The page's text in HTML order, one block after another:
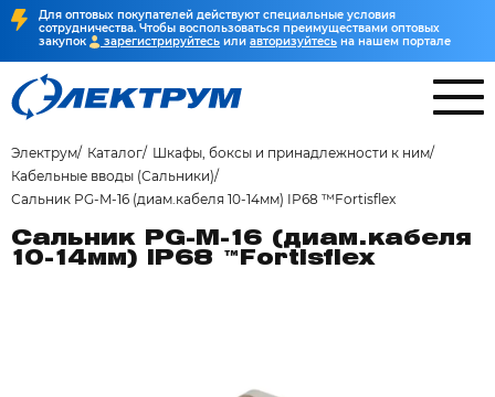
Для оптовых покупателей действуют специальные условия
сотрудничества. Чтобы воспользоваться преимуществами оптовых
закупок
зарегистрируйтесь или авторизуйтесь на нашем портале
Электрум Каталог
Шкафы, боксы и принадлежности к ним
Кабельные вводы (Сальники)
Сальник PG-M-16 (диам.кабеля 10-14мм) IP68 ™Fortisflex
Сальник PG-M-16 (диам.кабеля
10-14мм) IP68 ™Fortisflex